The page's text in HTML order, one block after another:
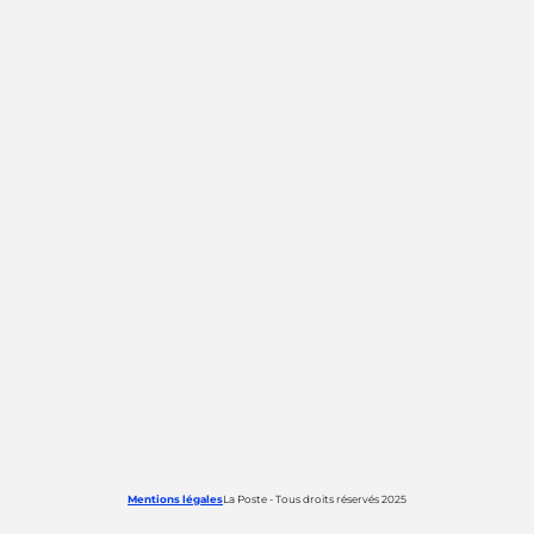
Mentions légalesLa Poste - Tous droits réservés 2025